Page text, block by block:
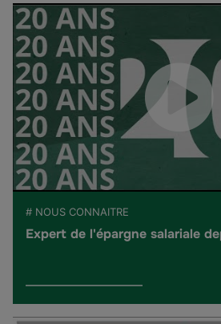
# NOUS CONNAITRE
Expert de l'épargne salariale